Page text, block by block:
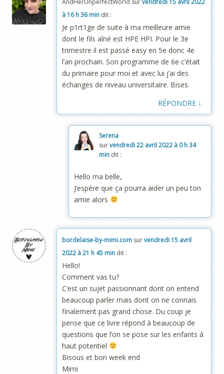
AndHerUnperfectWorld survendredi 15 avril 2022
à 16 h 36 min dit :
Je p1rt1ge de suite à ma meilleure amie
dont le fils aîné est HPE HPI. Pour le 3e
trimestre il est passé easy en 5e donc 4e
l’an prochain. Son programme de 6e c’était
du primaire pour moi et avec lui j’ai des
échanges de niveau universitaire. Bises.
RÉPONDRE ↓
Serena
survendredi 22 avril 2022 à 0 h 34
min dit :
Hello ma belle,
J’espère que ça pourra aider un peu ton
amie alors
bordelaise-by-mimi.com survendredi 15 avril
2022 à 21 h 45 min dit :
Hello!
Comment vas tu?
C’est un sujet passionnant dont on entend
beaucoup parler mais dont on ne connais
finalement pas grand chose. Du coup je
pense que ce livre répond à beaucoup de
questions que l’on se pose sur les enfants à
haut potentiel
Bisous et bon week end
Mimi